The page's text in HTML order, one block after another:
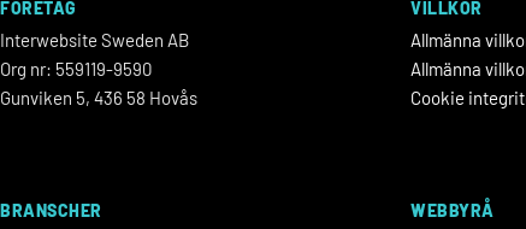
FÖRETAG
Interwebsite Sweden AB
Org nr: 559119-9590
Gunviken 5, 436 58 Hovås
VILLKOR
Allmänna
Allmänna
Cookie
BRANSCHER WEBBYRÅ